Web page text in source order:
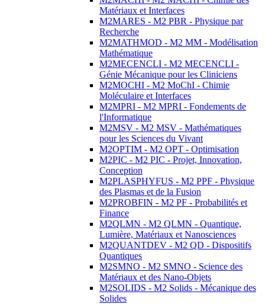
Matériaux et Interfaces
M2MARES - M2 PBR - Physique par
Recherche
M2MATHMOD - M2 MM - Modélisation
Mathématique
M2MECENCLI - M2 MECENCLI -
Génie Mécanique pour les Cliniciens
M2MOCHI - M2 MoChI - Chimie
Moléculaire et Interfaces
M2MPRI - M2 MPRI - Fondements de
l'Informatique
M2MSV - M2 MSV - Mathématiques
pour les Sciences du Vivant
M2OPTIM - M2 OPT - Optimisation
M2PIC - M2 PIC - Projet, Innovation,
Conception
M2PLASPHYFUS - M2 PPF - Physique
des Plasmas et de la Fusion
M2PROBFIN - M2 PF - Probabilités et
Finance
M2QLMN - M2 QLMN - Quantique,
Lumière, Matériaux et Nanosciences
M2QUANTDEV - M2 QD - Dispositifs
Quantiques
M2SMNO - M2 SMNO - Science des
Matériaux et des Nano-Objets
M2SOLIDS - M2 Solids - Mécanique des
Solides